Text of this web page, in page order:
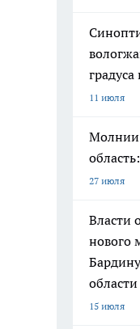
11 июля
Молнии
27 июля
Власти
нового
области
15 июля